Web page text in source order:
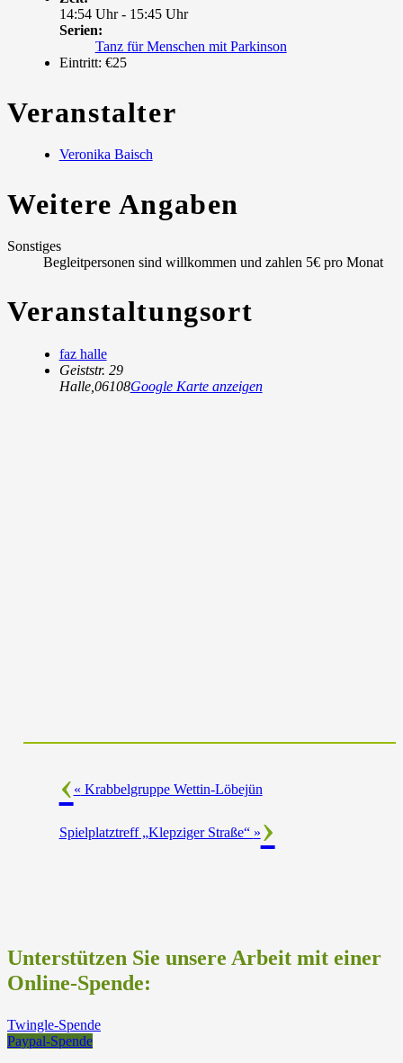
14:54 Uhr - 15:45 Uhr
Serien:
Tanz für Menschen mit Parkinson
Eintritt: €25
Veranstalter
Veronika Baisch
Weitere Angaben
Sonstiges
Begleitpersonen sind willkommen und zahlen 5€ pro Monat
Veranstaltungsort
faz halle
Geiststr. 29
Halle, 06108Google Karte anzeigen
« Krabbelgruppe Wettin-Löbejün
Spielplatztreff „Klepziger Straße“ »
Unterstützen Sie unsere Arbeit mit einer
Online-Spende:
Twingle-Spende
Paypal-Spende